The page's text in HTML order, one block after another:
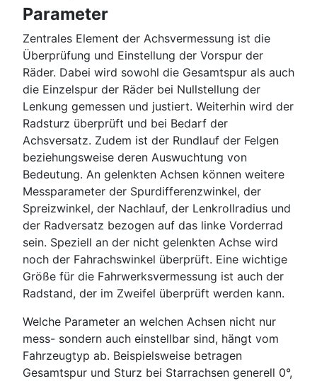
Parameter
Zentrales Element der Achsvermessung ist die
Überprüfung und Einstellung der Vorspur der
Räder. Dabei wird sowohl die Gesamtspur als auch
die Einzelspur der Räder bei Nullstellung der
Lenkung gemessen und justiert. Weiterhin wird der
Radsturz überprüft und bei Bedarf der
Achsversatz. Zudem ist der Rundlauf der Felgen
beziehungsweise deren Auswuchtung von
Bedeutung. An gelenkten Achsen können weitere
Messparameter der Spurdifferenzwinkel, der
Spreizwinkel, der Nachlauf, der Lenkrollradius und
der Radversatz bezogen auf das linke Vorderrad
sein. Speziell an der nicht gelenkten Achse wird
noch der Fahrachswinkel überprüft. Eine wichtige
Größe für die Fahrwerksvermessung ist auch der
Radstand, der im Zweifel überprüft werden kann.
Welche Parameter an welchen Achsen nicht nur
mess- sondern auch einstellbar sind, hängt vom
Fahrzeugtyp ab. Beispielsweise betragen
Gesamtspur und Sturz bei Starrachsen generell 0°,